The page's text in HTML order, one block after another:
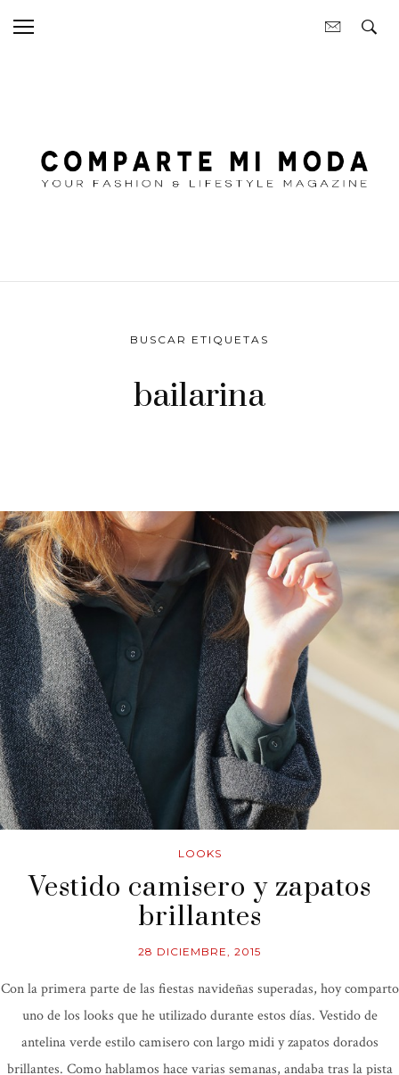
BUSCAR ETIQUETAS
bailarina
LOOKS
Vestido camisero y zapatos
brillantes
28 DICIEMBRE, 2015
Con la primera parte de las fiestas navideñas superadas, hoy comparto
uno de los looks que he utilizado durante estos días. Vestido de
antelina verde estilo camisero con largo midi y zapatos dorados
brillantes. Como hablamos hace varias semanas, andaba tras la pista